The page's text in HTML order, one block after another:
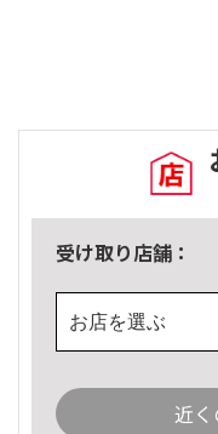
受け取り店舗：
お店を選ぶ
近